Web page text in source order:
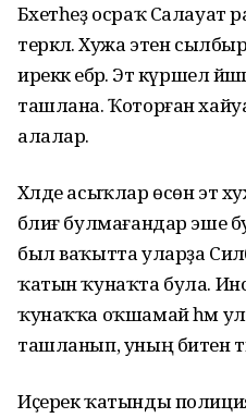
Бәхетһеҙ осраҡ
теркәлә. Хужа этен
иреккә ебәрә. Эт күршелә
ташлана. Ҡоторған
алалар.
Хәлде асыҡлар өсөн эт
бәлиғ булмағандар эше
был ваҡытта уларҙа
ҡатын ҡунаҡта була.
ҡунаҡҡа оҡшамай һәм ул
ташланып, уның битен
Иҫерек ҡатынды полиция